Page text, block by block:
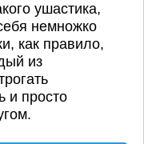
ушастика,
немножко
как правило,
из
и просто